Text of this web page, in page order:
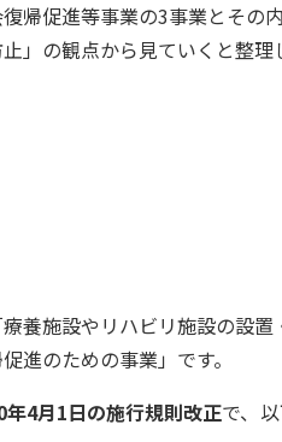
帰促進等事業の3事業とその
」の観点から見ていくと整理
養施設やリハビリ施設の設
進のための事業」です。
年4月1日の施行規則改正で、